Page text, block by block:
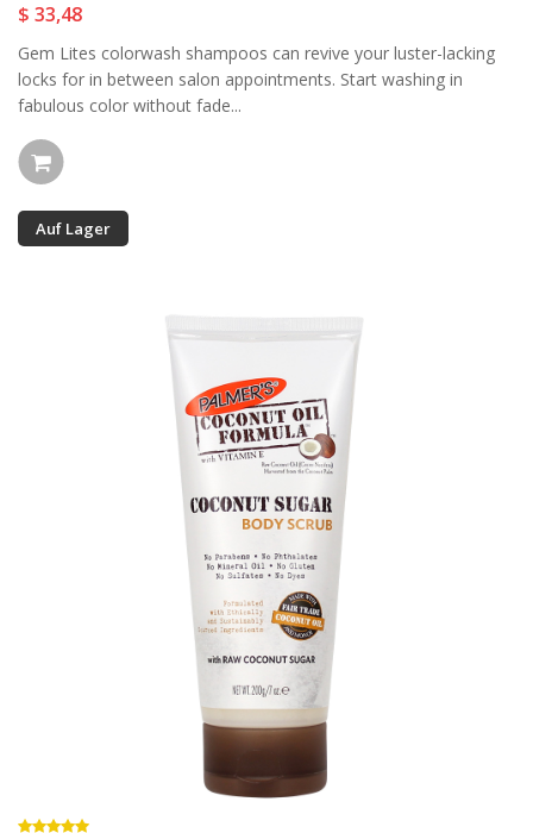
$ 33,48
Gem Lites colorwash shampoos can revive your luster-lacking
locks for in between salon appointments. Start washing in
fabulous color without fade...
Auf Lager